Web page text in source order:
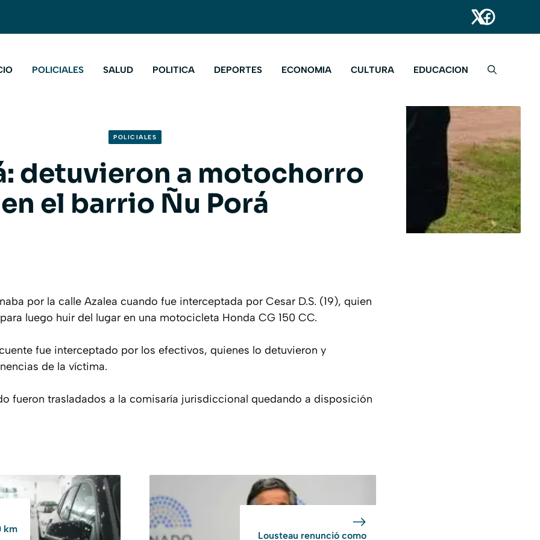
POLICIALES SALUD POLITICA DEPORTES ECONOMIA CULTURA EDUCACION
POLICIALES
detuvieron a motochorro
en el barrio Ñu Porá
por la calle Azalea cuando fue interceptada por Cesar D.S. (19), quien
luego huir del lugar en una motocicleta Honda CG 150 CC.
fue interceptado por los efectivos, quienes lo detuvieron y
de la víctima.
fueron trasladados a la comisaría jurisdiccional quedando a disposición
km
Lousteau renunció como